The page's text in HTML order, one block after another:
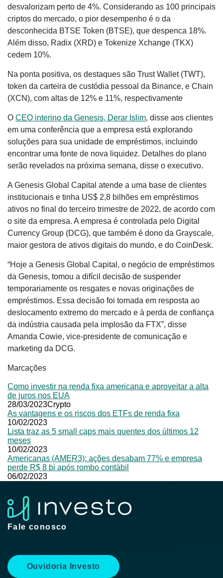
desvalorizam perto de 4%. Considerando as 100 principais
criptos do mercado, o pior desempenho é o da
desconhecida BTSE Token (BTSE), que despenca 18%.
Além disso, Radix (XRD) e Tokenize Xchange (TKX)
cedem 10%.
Na ponta positiva, os destaques são Trust Wallet (TWT),
token da carteira de custódia pessoal da Binance, e Chain
(XCN), com altas de 12% e 11%, respectivamente
O CEO interino da Genesis, Derar Islim, disse aos clientes
em uma conferência que a empresa está explorando
soluções para sua unidade de empréstimos, incluindo
encontrar uma fonte de nova liquidez. Detalhes do plano
serão revelados na próxima semana, disse o executivo.
A Genesis Global Capital atende a uma base de clientes
institucionais e tinha US$ 2,8 bilhões em empréstimos
ativos no final do terceiro trimestre de 2022, de acordo com
o site da empresa. A empresa é controlada pelo Digital
Currency Group (DCG), que também é dono da Grayscale,
maior gestora de ativos digitais do mundo, e do CoinDesk.
“Hoje a Genesis Global Capital, o negócio de empréstimos
da Genesis, tomou a difícil decisão de suspender
temporariamente os resgates e novas originações de
empréstimos. Essa decisão foi tomada em resposta ao
deslocamento extremo do mercado e à perda de confiança
da indústria causada pela implosão da FTX”, disse
Amanda Cowie, vice-presidente de comunicação e
marketing da DCG.
Marcações
Como investir na renda fixa americana e aproveitar a alta
de juros nos EUA
28/03/2023Crypto
As vantagens e os riscos dos ETFs de renda fixa
10/02/2023
Lista traz as 5 small caps mais quentes dos últimos 12
meses
10/02/2023
Americanas (AMER3): ações desabam 77% e empresa
perde R$ 8 bi após rombo contábil
06/02/2023
Fale conosco
Ouvidoria Investo